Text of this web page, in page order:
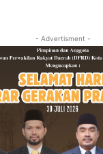
- Advertisment -